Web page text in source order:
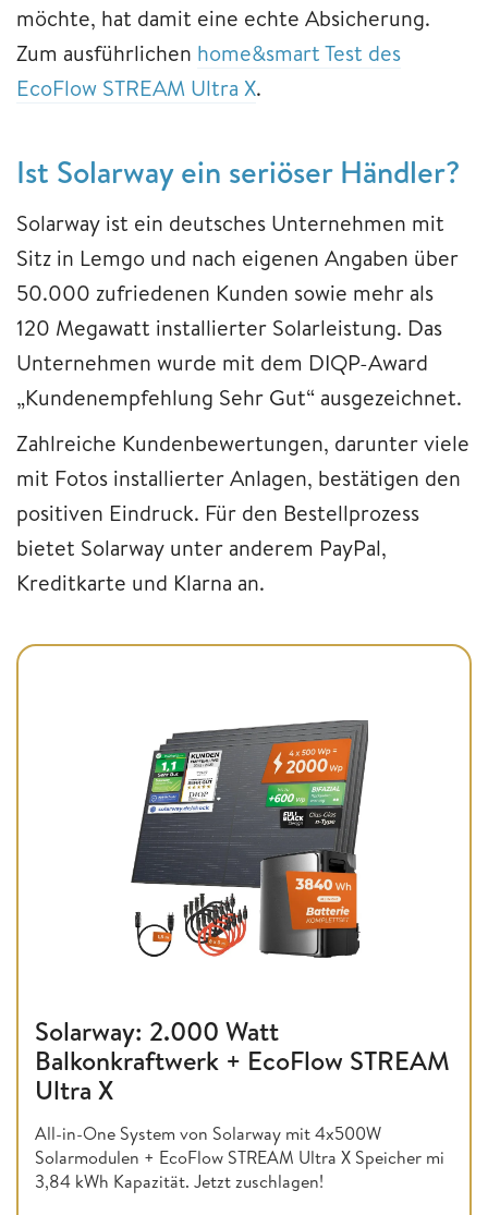
möchte, hat damit eine echte Absicherung.
Zum ausführlichen home&smart Test des
EcoFlow STREAM Ultra X.
Ist Solarway ein seriöser Händler?
Solarway ist ein deutsches Unternehmen mit
Sitz in Lemgo und nach eigenen Angaben über
50.000 zufriedenen Kunden sowie mehr als
120 Megawatt installierter Solarleistung. Das
Unternehmen wurde mit dem DIQP-Award
„Kundenempfehlung Sehr Gut“ ausgezeichnet.
Zahlreiche Kundenbewertungen, darunter viele
mit Fotos installierter Anlagen, bestätigen den
positiven Eindruck. Für den Bestellprozess
bietet Solarway unter anderem PayPal,
Kreditkarte und Klarna an.
Solarway: 2.000 Watt
Balkonkraftwerk + EcoFlow STREAM
Ultra X
All-in-One System von Solarway mit 4x500W
Solarmodulen + EcoFlow STREAM Ultra X Speicher mi
3,84 kWh Kapazität. Jetzt zuschlagen!